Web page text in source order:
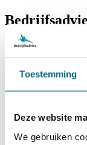
Toestemming
Deze website
We gebruiken
Geplaatst op
Bedrijfsadvies
2404 HN Alphen